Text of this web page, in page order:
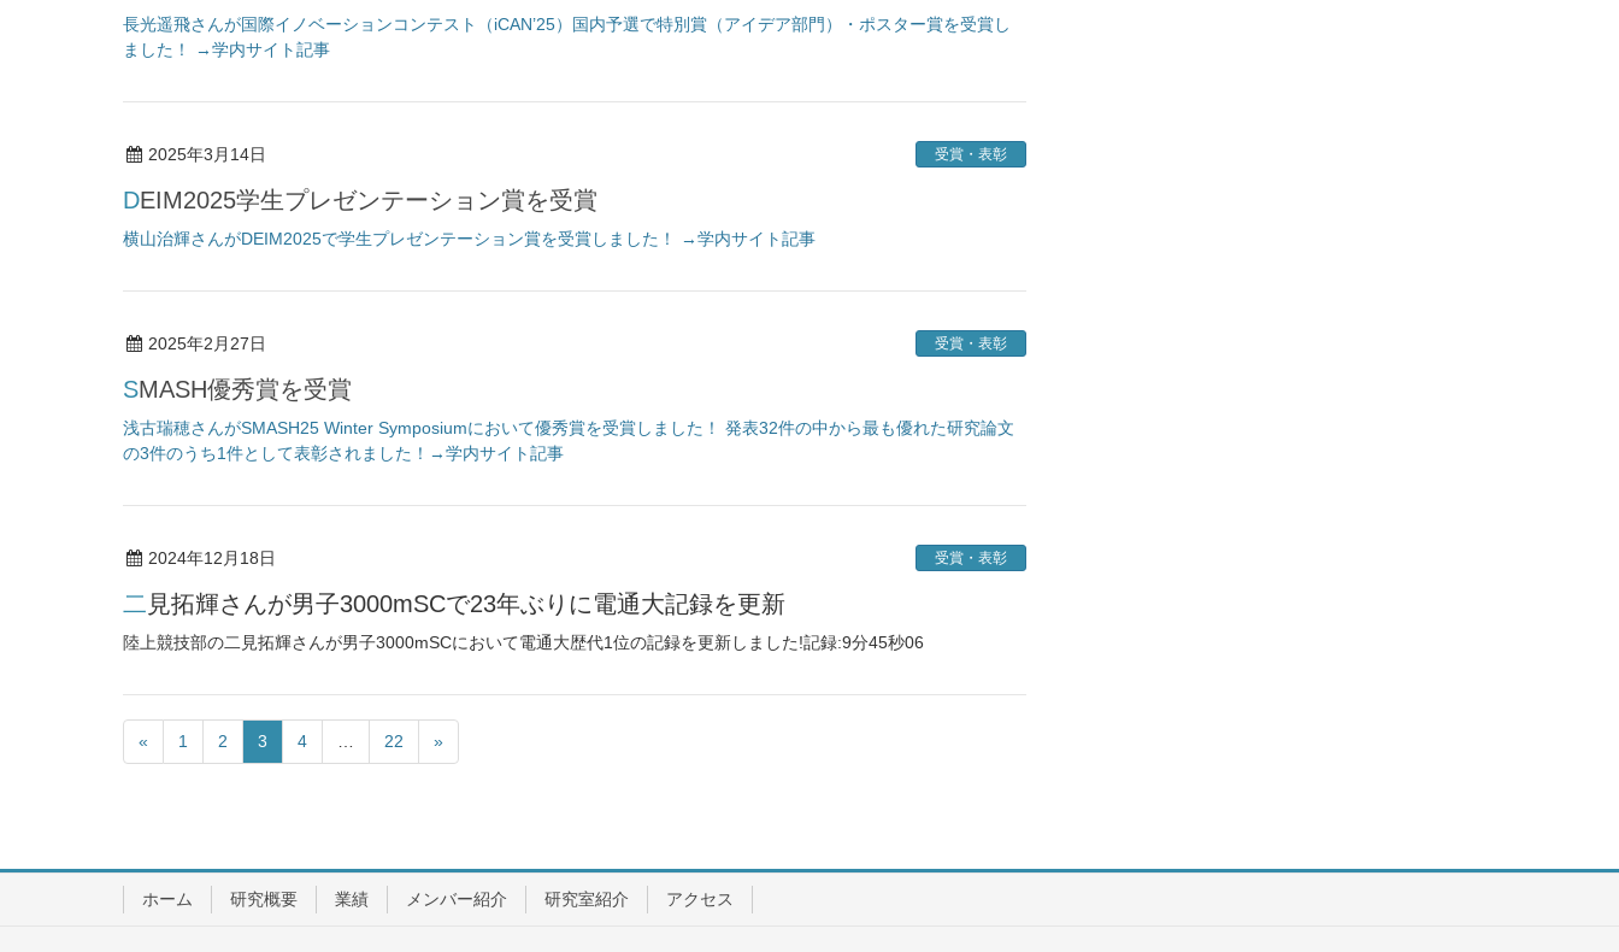
長光遥飛さんが国際イノベーションコンテスト（iCAN’25）国内予選で特別賞（アイデア部門）・ポスター賞を受賞し
ました！ →学内サイト記事
2025年3月14日 受賞・表彰
DEIM2025学生プレゼンテーション賞を受賞
横山治輝さんがDEIM2025で学生プレゼンテーション賞を受賞しました！ →学内サイト記事
2025年2月27日 受賞・表彰
SMASH優秀賞を受賞
浅古瑞穂さんがSMASH25 Winter Symposiumにおいて優秀賞を受賞しました！ 発表32件の中から最も優れた研究論文
の3件のうち1件として表彰されました！→学内サイト記事
2024年12月18日 受賞・表彰
二見拓輝さんが男子3000mSCで23年ぶりに電通大記録を更新
陸上競技部の二見拓輝さんが男子3000mSCにおいて電通大歴代1位の記録を更新しました!記録:9分45秒06
« 1 2 3 4 22 »
ホーム 研究概要 業績 メンバー紹介 研究室紹介 アクセス